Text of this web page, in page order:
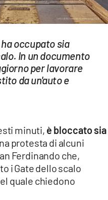
occupato sia
In un documento
per lavorare
da un'auto e
minuti, è bloccato sia
protesta di alcuni
Ferdinando che,
i Gate dello scalo
quale chiedono